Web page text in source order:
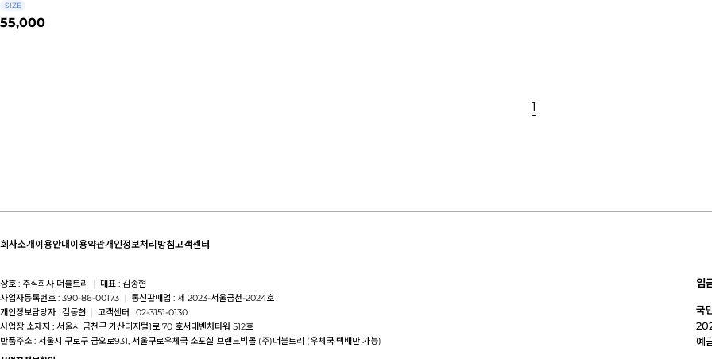
SIZE
55,000
1
회사소개 이용안내 이용약관개인정보처리방침고객센터
상호 : 주식회사 더블트리 | 대표 : 김종현
사업자등록번호 : 390-86-00173 | 통신판매업 : 제 2023-서울금천-2024호
개인정보담당자 : 김동현 | 고객센터 : 02-3151-0130
사업장 소재지 : 서울시 금천구 가산디지털1로 70 호서대벤처타워 512호
반품주소 : 서울시 구로구 금오로931, 서울구로우체국 소포실 브랜드빅몰 (주)더블트리 (우체국 택배만 가능)
입
국
예